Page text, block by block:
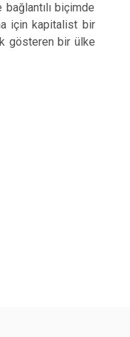
biçimde
için kapitalist bir
gösteren bir ülke